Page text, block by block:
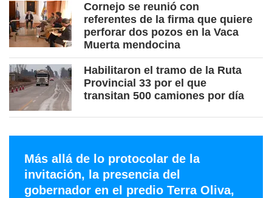
Cornejo se reunió con
referentes de la firma que quiere
perforar dos pozos en la Vaca
Muerta mendocina
Habilitaron el tramo de la Ruta
Provincial 33 por el que
transitan 500 camiones por día
Más allá de lo protocolar de la
invitación, la presencia del
gobernador en el predio Terra Oliva,